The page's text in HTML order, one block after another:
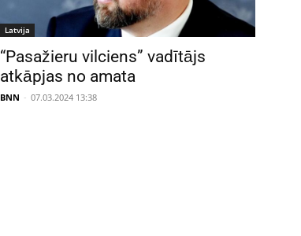
Latvija
“Pasažieru vilciens” vadītājs
atkāpjas no amata
BNN - 07.03.2024 13:38